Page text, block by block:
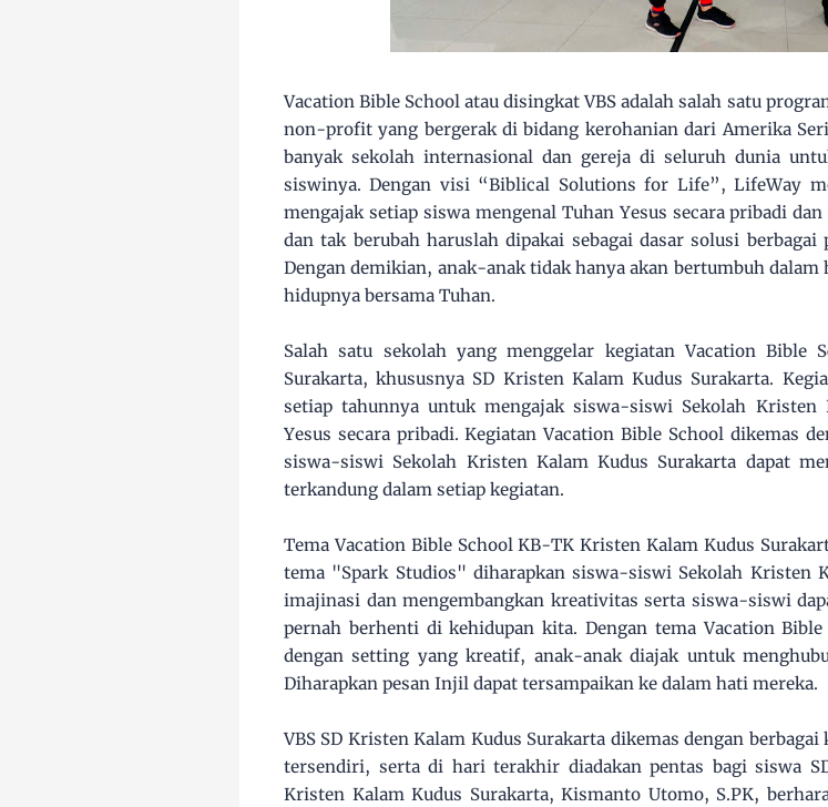
Vacation Bible School atau disingkat VBS adalah salah satu
non-profit yang bergerak di bidang kerohanian dari Amerika
banyak sekolah internasional dan gereja di seluruh dunia
siswinya. Dengan visi “Biblical Solutions for Life”, LifeWay
mengajak setiap siswa mengenal Tuhan Yesus secara pribadi
dan tak berubah haruslah dipakai sebagai dasar solusi
Dengan demikian, anak-anak tidak hanya akan bertumbuh
hidupnya bersama Tuhan.
Salah satu sekolah yang menggelar kegiatan Vacation Bible
Surakarta, khususnya SD Kristen Kalam Kudus Surakarta.
setiap tahunnya untuk mengajak siswa-siswi Sekolah Kristen
Yesus secara pribadi. Kegiatan Vacation Bible School dikemas
siswa-siswi Sekolah Kristen Kalam Kudus Surakarta dapat
terkandung dalam setiap kegiatan.
Tema Vacation Bible School KB-TK Kristen Kalam Kudus
tema "Spark Studios" diharapkan siswa-siswi Sekolah Kristen
imajinasi dan mengembangkan kreativitas serta siswa-siswi
pernah berhenti di kehidupan kita. Dengan tema Vacation
dengan setting yang kreatif, anak-anak diajak untuk
Diharapkan pesan Injil dapat tersampaikan ke dalam hati mereka.
VBS SD Kristen Kalam Kudus Surakarta dikemas dengan
tersendiri, serta di hari terakhir diadakan pentas bagi siswa
Kristen Kalam Kudus Surakarta, Kismanto Utomo, S.PK,